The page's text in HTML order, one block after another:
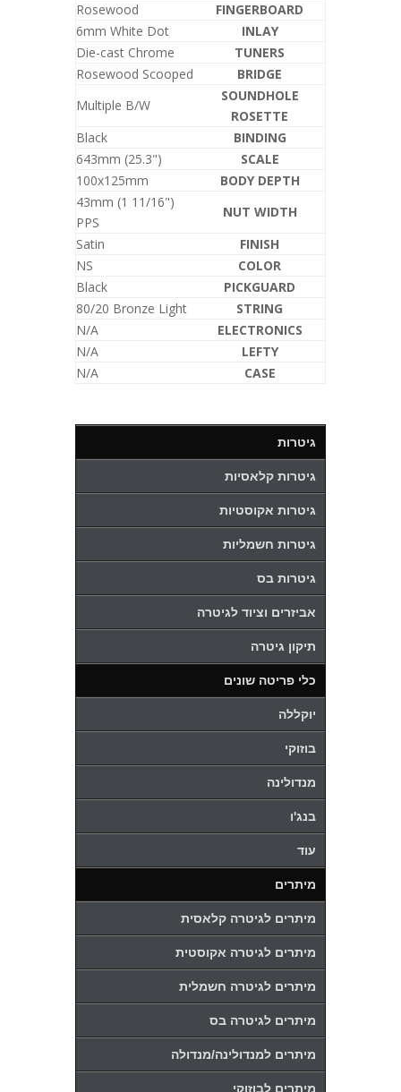
FINGERBOARD
Rosewood
INLAY
6mm White Dot
TUNERS
Die-cast Chrome
BRIDGE
Rosewood Scooped
SOUNDHOLE
ROSETTE
Multiple B/W
BINDING
Black
SCALE
643mm (25.3")
BODY DEPTH
100x125mm
NUT WIDTH
43mm (1 11/16")
PPS
FINISH
Satin
COLOR
NS
PICKGUARD
Black
STRING
80/20 Bronze Light
ELECTRONICS
N/A
LEFTY
N/A
CASE
N/A
גיטרות
גיטרות קלאסיות
גיטרות אקוסטיות
גיטרות חשמליות
גיטרות בס
אביזרים וציוד לגיטרה
תיקון גיטרה
כלי פריטה שונים
יוקללה
בוזוקי
מנדולינה
בנג'ו
עוד
מיתרים
מיתרים לגיטרה קלאסית
מיתרים לגיטרה אקוסטית
מיתרים לגיטרה חשמלית
מיתרים לגיטרה בס
מיתרים למנדולינה/מנדולה
מיתרים לבוזוקי